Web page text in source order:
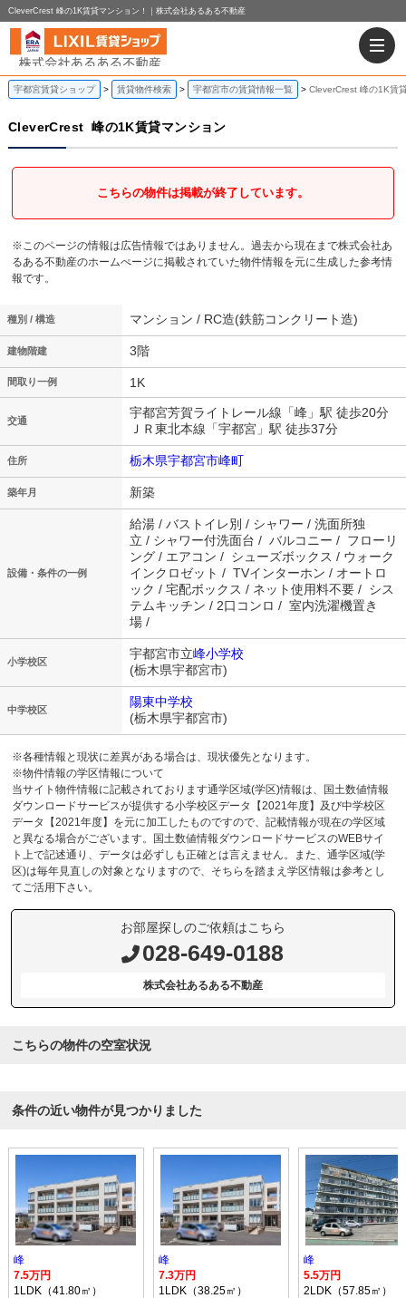
CleverCrest 峰の1K賃貸マンション！｜株式会社あるある不動産
宇都宮賃貸ショップ 賃貸物件検索 宇都宮市の賃貸情報一覧 CleverCrest 峰の1K賃
CleverCrest 峰の1K賃貸マンション
こちらの物件は掲載が終了しています。
※このページの情報は広告情報ではありません。過去から現在まで株式会社あ
るある不動産のホームぺージに掲載されていた物件情報を元に生成した参考情
報です。
種別 / 構造 マンション / RC造(鉄筋コンクリート造)
建物階建 3階
間取り一例 1K
交通
宇都宮芳賀ライトレール線「峰」駅 徒歩20分
ＪＲ東北本線「宇都宮」駅 徒歩37分
住所 栃木県宇都宮市峰町
築年月 新築
設備・条件の一例
給湯 / バストイレ別 / シャワー / 洗面所独
立 / シャワー付洗面台 / バルコニー / フローリ
ング / エアコン / シューズボックス / ウォーク
インクロゼット / TVインターホン / オートロ
ック / 宅配ボックス / ネット使用料不要 / シス
テムキッチン / 2口コンロ / 室内洗濯機置き
場 /
小学校区
宇都宮市立峰小学校
(栃木県宇都宮市)
中学校区
陽東中学校
(栃木県宇都宮市)
※各種情報と現状に差異がある場合は、現状優先となります。
※物件情報の学区情報について
当サイト物件情報に記載されております通学区域(学区)情報は、国土数値情報
ダウンロードサービスが提供する小学校区データ【2021年度】及び中学校区
データ【2021年度】を元に加工したものですので、記載情報が現在の学区域
と異なる場合がございます。国土数値情報ダウンロードサービスのWEBサイ
ト上で記述通り、データは必ずしも正確とは言えません。また、通学区域(学
区)は毎年見直しの対象となりますので、そちらを踏まえ学区情報は参考とし
てご活用下さい。
お部屋探しのご依頼はこちら
028-649-0188
株式会社あるある不動産
こちらの物件の空室状況
条件の近い物件が見つかりました
峰
7.5万円
1LDK（41.80㎡）
峰
7.3万円
1LDK（38.25㎡）
峰
5.5万円
2LDK（57.85㎡）